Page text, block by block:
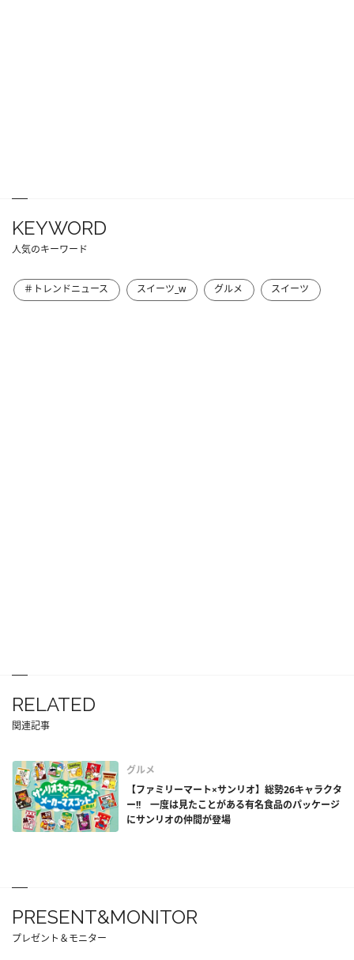
KEYWORD
人気のキーワード
＃トレンドニュース スイーツ_w グルメ スイーツ
RELATED
関連記事
グルメ
【ファミリーマート×サンリオ】総勢26キャラクタ
ー!! 一度は見たことがある有名食品のパッケージ
にサンリオの仲間が登場
PRESENT&MONITOR
プレゼント＆モニター